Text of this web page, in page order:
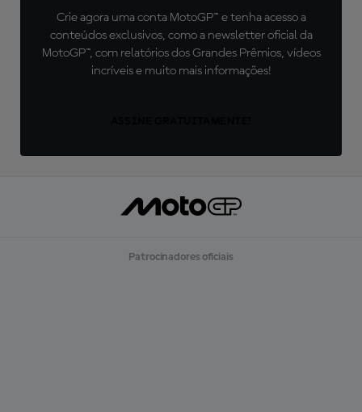
Crie agora uma conta MotoGP™ e tenha acesso a
conteúdos exclusivos, como a newsletter oficial da
MotoGP™, com relatórios dos Grandes Prêmios, vídeos
incríveis e muito mais informações!
Patrocinadores oficiais